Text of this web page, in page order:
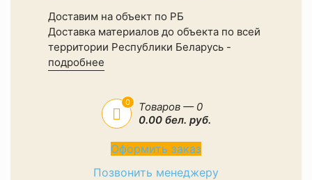
Доставим на объект по РБ
Доставка материалов до объекта по всей
территории Республики Беларусь -
подробнее
0
Товаров — 0
0.00 бел. руб.
Оформить заказ
Позвонить менеджеру